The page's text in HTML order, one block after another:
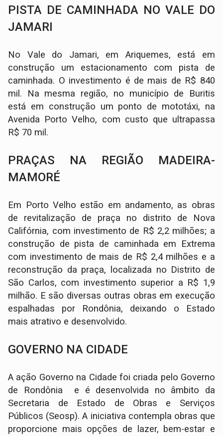
PISTA DE CAMINHADA NO VALE DO
JAMARI
No Vale do Jamari, em Ariquemes, está em
construção um estacionamento com pista de
caminhada. O investimento é de mais de R$ 840
mil. Na mesma região, no município de Buritis
está em construção um ponto de mototáxi, na
Avenida Porto Velho, com custo que ultrapassa
R$ 70 mil.
PRAÇAS NA REGIÃO MADEIRA-
MAMORÉ
Em Porto Velho estão em andamento, as obras
de revitalização de praça no distrito de Nova
Califórnia, com investimento de R$ 2,2 milhões; a
construção de pista de caminhada em Extrema
com investimento de mais de R$ 2,4 milhões e a
reconstrução da praça, localizada no Distrito de
São Carlos, com investimento superior a R$ 1,9
milhão. E são diversas outras obras em execução
espalhadas por Rondônia, deixando o Estado
mais atrativo e desenvolvido.
GOVERNO NA CIDADE
A ação Governo na Cidade foi criada pelo Governo
de Rondônia e é desenvolvida no âmbito da
Secretaria de Estado de Obras e Serviços
Públicos (Seosp). A iniciativa contempla obras que
proporcione mais opções de lazer, bem-estar e